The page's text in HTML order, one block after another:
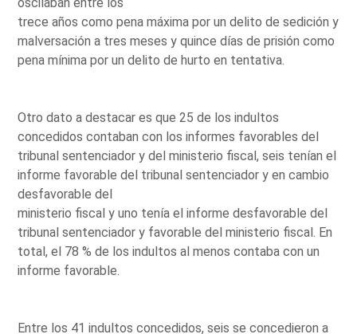
trece años como pena máxima por un delito de sedición y
malversación a tres meses y quince días de prisión como
pena mínima por un delito de hurto en tentativa.
Otro dato a destacar es que 25 de los indultos
concedidos contaban con los informes favorables del
tribunal sentenciador y del ministerio fiscal, seis tenían el
informe favorable del tribunal sentenciador y en cambio
desfavorable del
ministerio fiscal y uno tenía el informe desfavorable del
tribunal sentenciador y favorable del ministerio fiscal. En
total, el 78 % de los indultos al menos contaba con un
informe favorable.
Entre los 41 indultos concedidos, seis se concedieron a